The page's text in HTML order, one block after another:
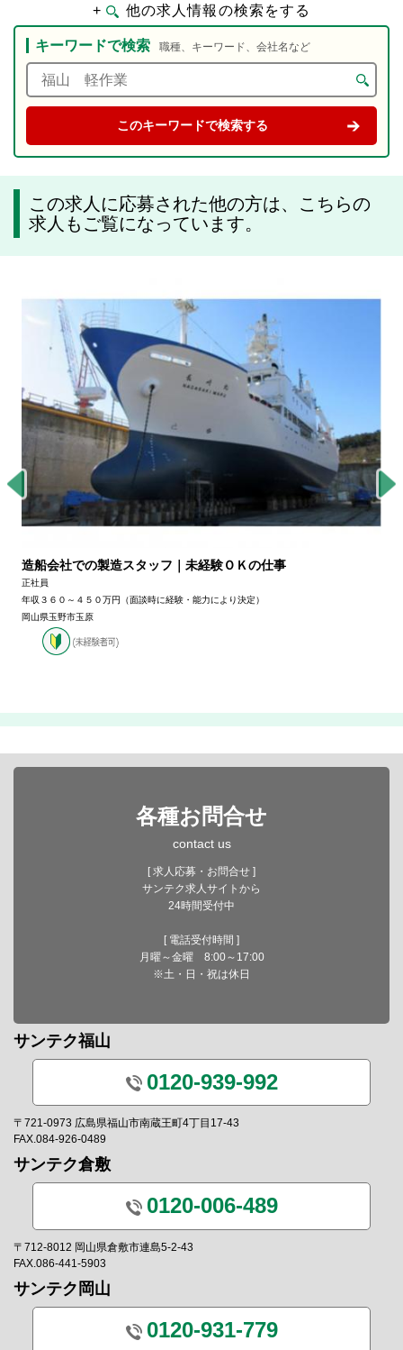
+ 他の求人情報の検索をする
キーワードで検索 職種、キーワード、会社名など
この求人に応募された他の方は、こちらの
求人もご覧になっています。
造船会社での製造スタッフ｜未経験ＯＫの仕事
正社員
年収３６０～４５０万円（面談時に経験・能力により決定）
岡山県玉野市玉原
各種お問合せ
contact us
[ 求人応募・お問合せ ]
サンテク求人サイトから
24時間受付中
[ 電話受付時間 ]
月曜～金曜 8:00～17:00
※土・日・祝は休日
サンテク福山
0120-939-992
〒721-0973 広島県福山市南蔵王町4丁目17-43
FAX.084-926-0489
サンテク倉敷
0120-006-489
〒712-8012 岡山県倉敷市連島5-2-43
FAX.086-441-5903
サンテク岡山
0120-931-779